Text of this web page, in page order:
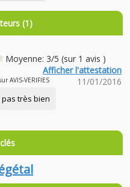
(1)
Moyenne: 3/5 (sur 1 avis )
Afficher l'attestation
AVIS-VERIFIES 11/01/2016
très bien